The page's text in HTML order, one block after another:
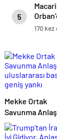
5
Birliği
170 kez
Mekke Ortak
Savunma
uluslararası
geniş yankı